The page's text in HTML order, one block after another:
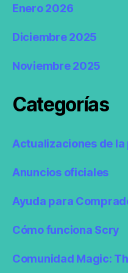
Enero 2026
Diciembre 2025
Noviembre 2025
Categorías
Actualizaciones de
Anuncios oficiales
Ayuda para
Cómo funciona Scry
Comunidad Magic: